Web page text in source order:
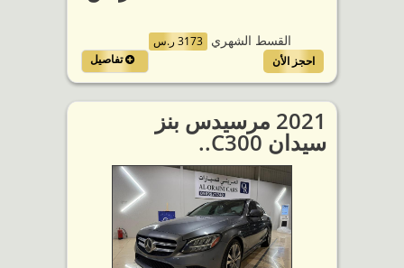
القسط الشهري 3173 ر.س
تفاصيل
احجز الأن
2021 مرسيدس بنز
سيدان C300..